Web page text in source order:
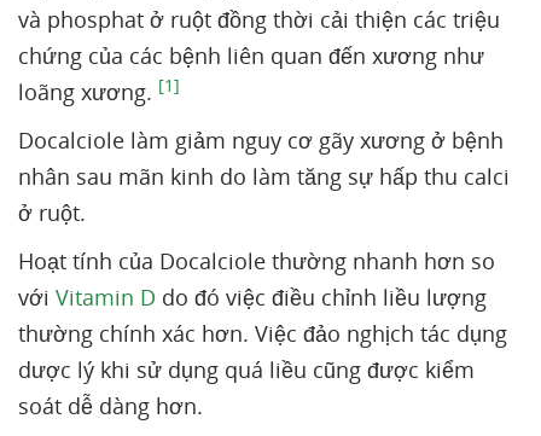
và phosphat ở ruột đồng thời cải thiện các triệu
chứng của các bệnh liên quan đến xương như
loãng xương. [1]
Docalciole làm giảm nguy cơ gãy xương ở bệnh
nhân sau mãn kinh do làm tăng sự hấp thu calci
ở ruột.
Hoạt tính của Docalciole thường nhanh hơn so
với Vitamin D do đó việc điều chỉnh liều lượng
thường chính xác hơn. Việc đảo nghịch tác dụng
dược lý khi sử dụng quá liều cũng được kiểm
soát dễ dàng hơn.